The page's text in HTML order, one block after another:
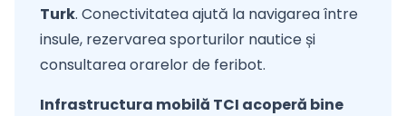
Turk. Conectivitatea ajută la navigarea între
insule, rezervarea sporturilor nautice și
consultarea orarelor de feribot.
Infrastructura mobilă TCI acoperă bine